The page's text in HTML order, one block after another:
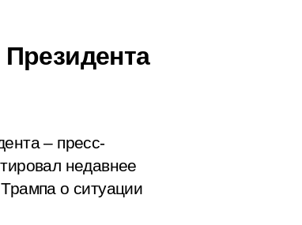
– пресс-
недавнее
о ситуации